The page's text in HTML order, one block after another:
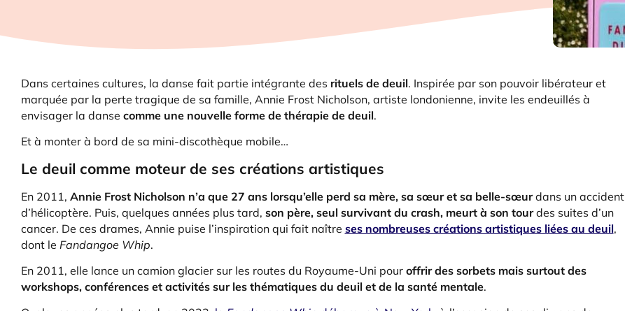
Dans certaines cultures, la danse fait partie intégrante des rituels de deuil. Inspirée par son pouvoir libérateur et
marquée par la perte tragique de sa famille, Annie Frost Nicholson, artiste londonienne, invite les endeuillés à
envisager la danse comme une nouvelle forme de thérapie de deuil.
Et à monter à bord de sa mini-discothèque mobile…
Le deuil comme moteur de ses créations artistiques
En 2011, Annie Frost Nicholson n’a que 27 ans lorsqu’elle perd sa mère, sa sœur et sa belle-sœurdans un accident
d’hélicoptère. Puis, quelques années plus tard, son père, seul survivant du crash, meurt à son tourdes suites d’un
cancer. De ces drames, Annie puise l’inspiration qui fait naître ses nombreuses créations artistiques liées au deuil,
dont le Fandangoe Whip.
En 2011, elle lance un camion glacier sur les routes du Royaume-Uni pour offrir des sorbets mais surtout des
workshops, conférences et activités sur les thématiques du deuil et de la santé mentale.